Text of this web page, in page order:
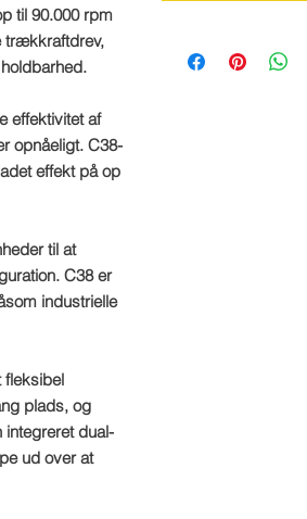
til 90.000 rpm
trækkraftdrev,
effektivitet af
opnåeligt. C38-
effekt på op
til at
C38 er
industrielle
fleksibel
plads, og
dual-
ud over at